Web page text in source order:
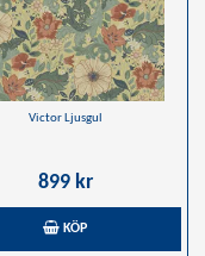
Victor Ljusgul
899 kr
KÖP